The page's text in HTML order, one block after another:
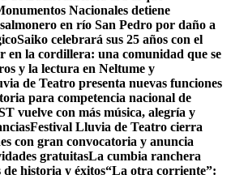
Nacionales detiene
en río San Pedro por daño a
Saiko celebrará sus 25 años con el
en la cordillera: una comunidad que se
y la lectura en Neltume y
de Teatro presenta nuevas funciones
para competencia nacional de
vuelve con más música, alegría y
Festival Lluvia de Teatro cierra
con gran convocatoria y anuncia
gratuitasLa cumbia ranchera
de historia y éxitos“La otra corriente”: